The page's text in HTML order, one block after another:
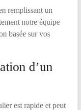
remplissant un
notre équipe
basée sur vos
d’un
est rapide et peut